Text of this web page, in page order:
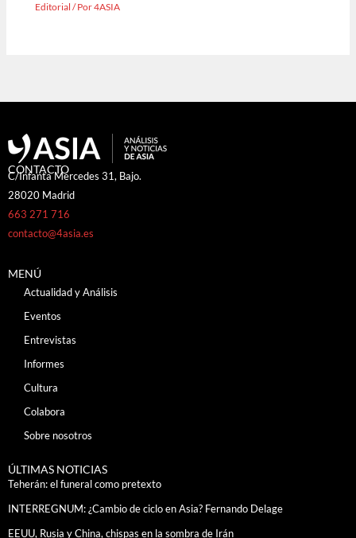
Editorial / Por4ASIA
CONTACTO
C/Infanta Mercedes 31, Bajo.
28020 Madrid
663 271 716
contacto@4asia.es
MENÚ
Actualidad y Análisis
Eventos
Entrevistas
Informes
Cultura
Colabora
Sobre nosotros
ÚLTIMAS NOTICIAS
Teherán: el funeral como pretexto
INTERREGNUM: ¿Cambio de ciclo en Asia? Fernando Delage
EEUU, Rusia y China, chispas en la sombra de Irán